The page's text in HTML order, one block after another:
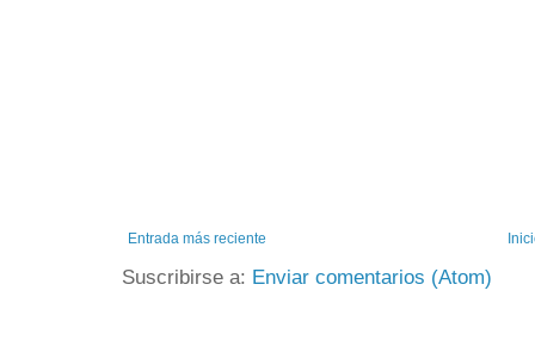
Entrada más reciente
Suscribirse a: Enviar comentarios (Atom)